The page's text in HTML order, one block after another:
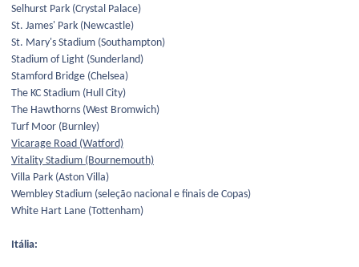
Selhurst Park (Crystal Palace)
St. James' Park (Newcastle)
St. Mary's Stadium (Southampton)
Stadium of Light (Sunderland)
Stamford Bridge (Chelsea)
The KC Stadium (Hull City)
The Hawthorns (West Bromwich)
Turf Moor (Burnley)
Vicarage Road (Watford)
Vitality Stadium (Bournemouth)
Villa Park (Aston Villa)
Wembley Stadium (seleção nacional e finais de Copas)
White Hart Lane (Tottenham)
Itália: